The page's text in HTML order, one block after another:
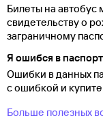
Билеты на автобус
свидетельству о
заграничному
Я ошибся в
Ошибки в данных
с ошибкой и
Больше полезных